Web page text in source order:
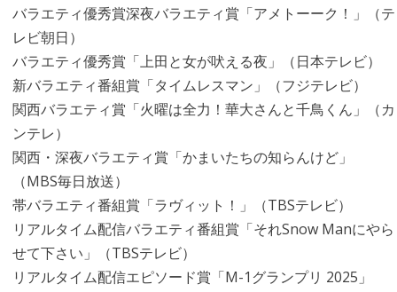
バラエティ優秀賞深夜バラエティ賞「アメトーーク！」（テ
レビ朝日）
バラエティ優秀賞「上田と女が吠える夜」（日本テレビ）
新バラエティ番組賞「タイムレスマン」（フジテレビ）
関西バラエティ賞「火曜は全力！華大さんと千鳥くん」（カ
ンテレ）
関西・深夜バラエティ賞「かまいたちの知らんけど」
（MBS毎日放送）
帯バラエティ番組賞「ラヴィット！」（TBSテレビ）
リアルタイム配信バラエティ番組賞「それSnow Manにやら
せて下さい」（TBSテレビ）
リアルタイム配信エピソード賞「M-1グランプリ 2025」